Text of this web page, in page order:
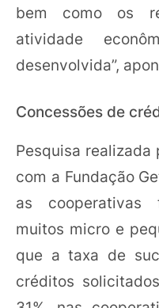
bem como os
atividade
desenvolvida”,
Concessões de
Pesquisa realizada
com a Fundação
as cooperativas
muitos micro e
que a taxa de
créditos